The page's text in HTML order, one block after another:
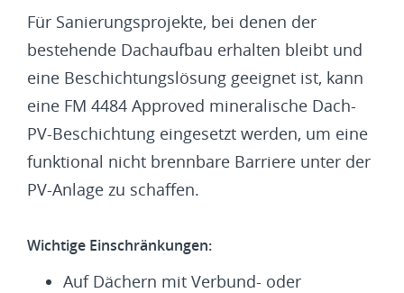
Für Sanierungsprojekte, bei denen der
bestehende Dachaufbau erhalten bleibt und
eine Beschichtungslösung geeignet ist, kann
eine FM 4484 Approved mineralische Dach-
PV-Beschichtung eingesetzt werden, um eine
funktional nicht brennbare Barriere unter der
PV-Anlage zu schaffen.
Wichtige Einschränkungen:
Auf Dächern mit Verbund- oder